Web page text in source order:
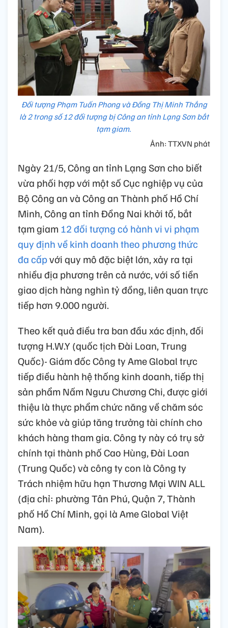
Đối tượng Phạm Tuấn Phong và Đồng Thị Minh Thắng
là 2 trong số 12 đối tượng bị Công an tỉnh Lạng Sơn bắt
tạm giam.
Ảnh: TTXVN phát
Ngày 21/5, Công an tỉnh Lạng Sơn cho biết
vừa phối hợp với một số Cục nghiệp vụ của
Bộ Công an và Công an Thành phố Hồ Chí
Minh, Công an tỉnh Đồng Nai khởi tố, bắt
tạm giam 12 đối tượng có hành vi vi phạm
quy định về kinh doanh theo phương thức
đa cấpvới quy mô đặc biệt lớn, xảy ra tại
nhiều địa phương trên cả nước, với số tiền
giao dịch hàng nghìn tỷ đồng, liên quan trực
tiếp hơn 9.000 người.
Theo kết quả điều tra ban đầu xác định, đối
tượng H.W.Y (quốc tịch Đài Loan, Trung
Quốc)- Giám đốc Công ty Ame Global trực
tiếp điều hành hệ thống kinh doanh, tiếp thị
sản phẩm Nấm Ngưu Chương Chi, được giới
thiệu là thực phẩm chức năng về chăm sóc
sức khỏe và giúp tăng trưởng tài chính cho
khách hàng tham gia. Công ty này có trụ sở
chính tại thành phố Cao Hùng, Đài Loan
(Trung Quốc) và công ty con là Công ty
Trách nhiệm hữu hạn Thương Mại WIN ALL
(địa chỉ: phường Tân Phú, Quận 7, Thành
phố Hồ Chí Minh, gọi là Ame Global Việt
Nam).